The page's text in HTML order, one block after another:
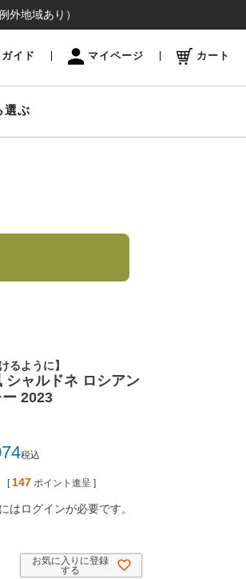
）
イド マイページ カート
選ぶ
るように】
シャルドネ ロシアン
2023
税込
[ 147 ポイント進呈 ]
はログインが必要です。
お気に入りに登録
する